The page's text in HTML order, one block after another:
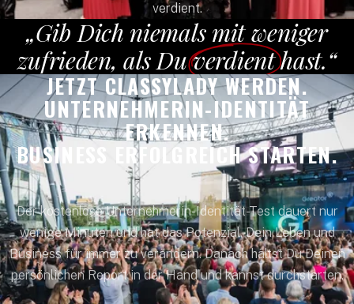
verdient.
„Gib Dich niemals mit weniger
zufrieden, als Duverdienthast.“
JETZT CLASSYLADY WERDEN.
UNTERNEHMERIN-IDENTITÄT
ERKENNEN.
BUSINESS ERFOLGREICH STARTEN.
Der kostenlose Unternehmerin-Identität-Test dauert nur
wenige Minuten und hat das Potenzial, Dein Leben und
Business für immer zu verändern. Danach hältst Du Deinen
persönlichen Report in der Hand und kannst durchstarten.